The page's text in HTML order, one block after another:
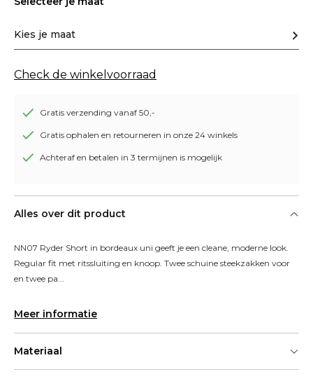
Kies je maat
Check de winkelvoorraad
Gratis verzending vanaf 50,-
Gratis ophalen en retourneren in onze 24 winkels
Achteraf en betalen in 3 termijnen is mogelijk
Alles over dit product
NN07 Ryder Short in bordeaux uni geeft je een cleane, moderne look.
Regular fit met ritssluiting en knoop. Twee schuine steekzakken voor
en twee pa...
Meer informatie
Materiaal